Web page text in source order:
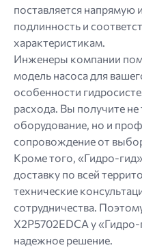
поставляется напрямую
подлинность и
характеристикам.
Инженеры компании
модель насоса для
особенности
расхода. Вы получите
оборудование, но и
сопровождение от
Кроме того, «Гидро-
доставку по всей
технические
сотрудничества.
X2P5702EDCA у
надежное решение.